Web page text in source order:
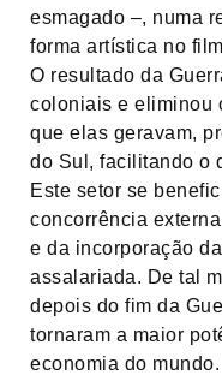
esmagado –, numa
forma artística no
O resultado da
coloniais e eliminou
que elas geravam,
do Sul, facilitando o
Este setor se
concorrência
e da incorporação
assalariada. De tal
depois do fim da
tornaram a maior
economia do mundo.